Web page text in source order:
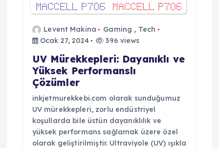
Levent Makina Gaming , Tech
Ocak 27, 2024
396 views
UV Mürekkepleri: Dayanıklı ve
Yüksek Performanslı
Çözümler
inkjetmurekkebi.com olarak sunduğumuz
UV mürekkepleri, zorlu endüstriyel
koşullarda bile üstün dayanıklılık ve
yüksek performans sağlamak üzere özel
olarak geliştirilmiştir. Ultraviyole (UV) ışıkla